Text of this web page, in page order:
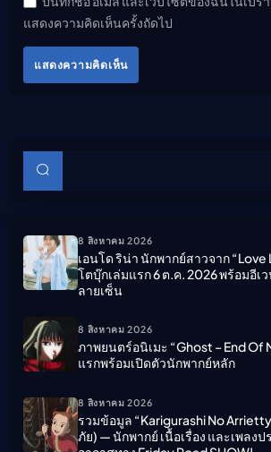
แสดงความคิดเห็นครั้งถัดไป
แสดงความคิดเห็น
บทความย่อย
8 สิงหาคม 2026
เอนโด ริน่า นักพากย์สาวจาก “Love
โตบุ๊กเล่มแรก 6 ต.ค. 2026 พร้อมอี
ลายเซ็น
8 สิงหาคม 2026
ภาพยนตร์อนิเมะ “ghost – End Of
แรกพร้อมเปิดตัวนักพากย์หลัก
8 สิงหาคม 2026
รวมข้อมูล “Karigurashi No
ภัย) — นักพากย์ เนื้อเรื่อง และเพลง